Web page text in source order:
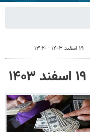
۱۹ اسفند ۱۴۰۳ - ۱۳:۲۰